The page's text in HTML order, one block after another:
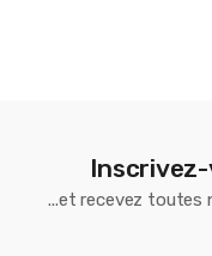
...et recevez toutes